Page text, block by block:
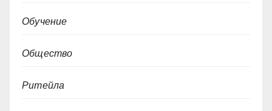
Обучение
Общество
Ритейла